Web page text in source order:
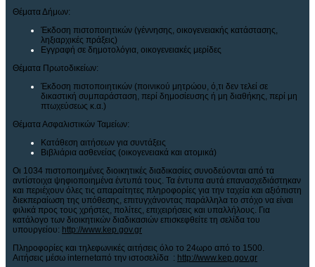
Θέματα Δήμων:
Έκδοση πιστοποιητικών (γέννησης, οικογενειακής κατάστασης,
ληξιαρχικές πράξεις)
Εγγραφή σε δημοτολόγια, οικογενειακές μερίδες
Θέματα Πρωτοδικείων:
Έκδοση πιστοποιητικών (ποινικού μητρώου, ό,τι δεν τελεί σε
δικαστική συμπαράσταση, περί δημοσίευσης ή μη διαθήκης, περί μη
πτωχεύσεως κ.α.)
Θέματα Ασφαλιστικών Ταμείων:
Κατάθεση αιτήσεων για συντάξεις
Βιβλιάρια ασθενείας (οικογενειακά και ατομικά)
Οι 1034 πιστοποιημένες διοικητικές διαδικασίες συνοδεύονται από τα
αντίστοιχα ψηφιοποιημένα έντυπά τους. Τα έντυπα αυτά επανασχεδιάστηκαν
και περιέχουν όλες τις απαραίτητες πληροφορίες για την ταχεία και αξιόπιστη
διεκπεραίωση της υπόθεσης, επιτυγχάνοντας παράλληλα το στόχο να είναι
φιλικά προς τους χρήστες, πολίτες, επιχειρήσεις και υπαλλήλους. Για
κατάλογο των διοικητικών διαδικασιών επισκεφθείτε τη σελίδα του
υπουργείου: http://www.kep.gov.gr
Πληροφορίες και τηλεφωνικές αιτήσεις όλο το 24ωρο από το 1500.
Αιτήσεις μέσω internetαπό την ιστοσελίδα : http://www.kep.gov.gr